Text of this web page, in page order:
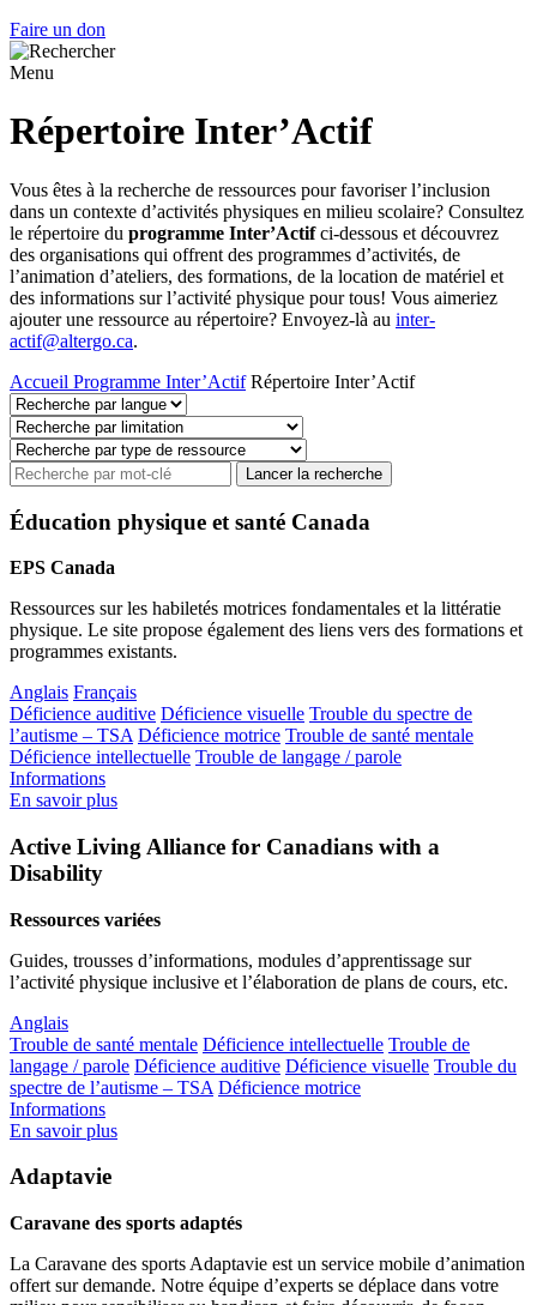
Faire un don
Menu
Répertoire Inter’Actif
Vous êtes à la recherche de ressources pour favoriser l’inclusion
dans un contexte d’activités physiques en milieu scolaire? Consultez
le répertoire du programme Inter’Actifci-dessous et découvrez
des organisations qui offrent des programmes d’activités, de
l’animation d’ateliers, des formations, de la location de matériel et
des informations sur l’activité physique pour tous! Vous aimeriez
ajouter une ressource au répertoire? Envoyez-là au inter-
actif@altergo.ca.
Accueil Programme Inter’Actif Répertoire Inter’Actif
Éducation physique et santé Canada
EPS Canada
Ressources sur les habiletés motrices fondamentales et la littératie
physique. Le site propose également des liens vers des formations et
programmes existants.
Anglais Français
Déficience auditive Déficience visuelle Trouble du spectre de
l’autisme – TSA Déficience motrice Trouble de santé mentale
Déficience intellectuelle Trouble de langage / parole
Informations
En savoir plus
Active Living Alliance for Canadians with a
Disability
Ressources variées
Guides, trousses d’informations, modules d’apprentissage sur
l’activité physique inclusive et l’élaboration de plans de cours, etc.
Anglais
Trouble de santé mentale Déficience intellectuelle Trouble de
langage / parole Déficience auditive Déficience visuelle Trouble du
spectre de l’autisme – TSA Déficience motrice
Informations
En savoir plus
Adaptavie
Caravane des sports adaptés
La Caravane des sports Adaptavie est un service mobile d’animation
offert sur demande. Notre équipe d’experts se déplace dans votre